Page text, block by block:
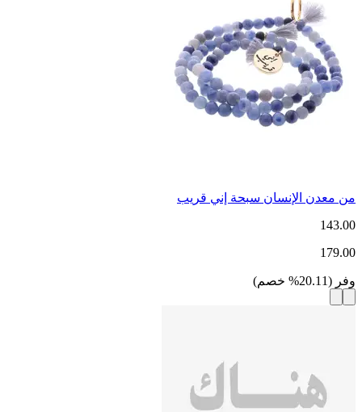
من معدن الإنسان سبحة إني قريب
143.00
179.00
وفر (
20.11
% خصم)